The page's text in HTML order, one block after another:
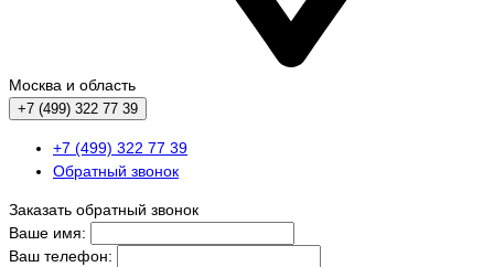
Москва и область
+7 (499) 322 77 39
+7 (499) 322 77 39
Обратный звонок
Заказать обратный звонок
Ваше имя:
Ваш телефон: